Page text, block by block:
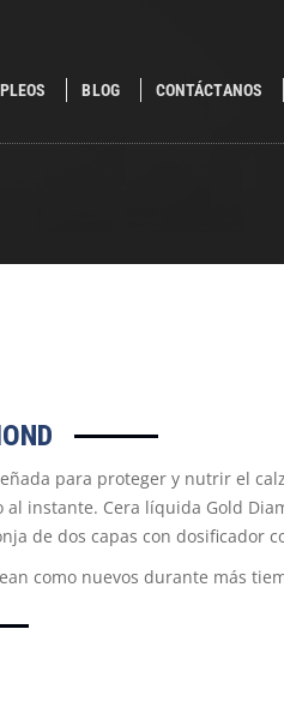
BLOG CONTÁCTANOS
para proteger y nutrir el
instante. Cera líquida Gold
de dos capas con dosificador
como nuevos durante más